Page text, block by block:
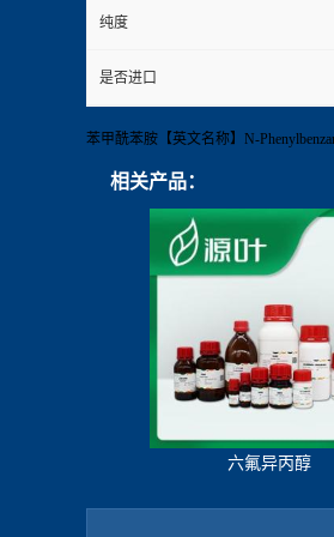
纯度
是否进口
苯甲酰苯胺【英文名称】N-
相关产品：
六氟异丙醇